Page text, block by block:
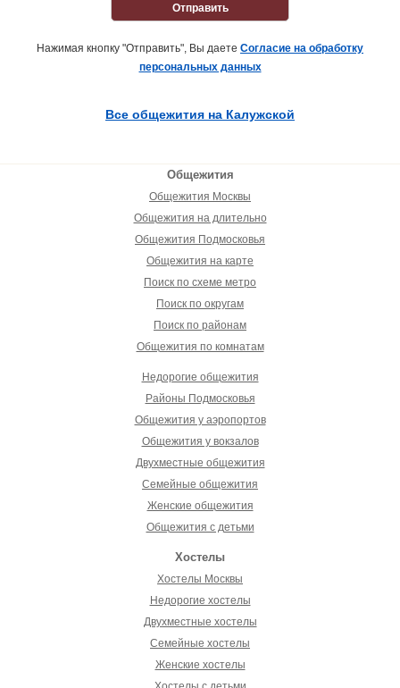
Отправить
Нажимая кнопку "Отправить", Вы даете Согласие на обработку
персональных данных
Все общежития на Калужской
Общежития
Общежития Москвы
Общежития на длительно
Общежития Подмосковья
Общежития на карте
Поиск по схеме метро
Поиск по округам
Поиск по районам
Общежития по комнатам
Недорогие общежития
Районы Подмосковья
Общежития у аэропортов
Общежития у вокзалов
Двухместные общежития
Семейные общежития
Женские общежития
Общежития с детьми
Хостелы
Хостелы Москвы
Недорогие хостелы
Двухместные хостелы
Семейные хостелы
Женские хостелы